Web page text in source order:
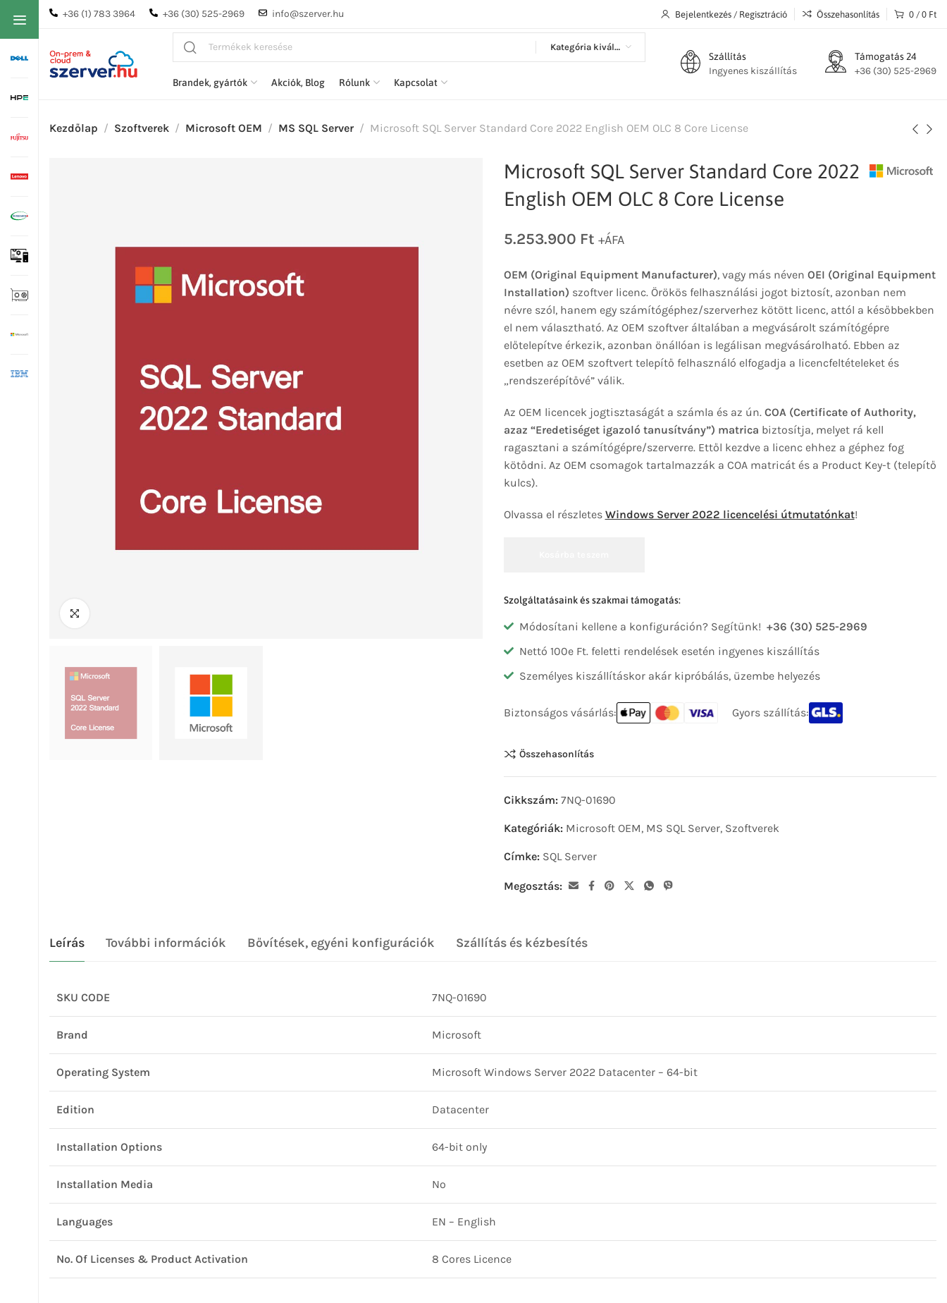
+36 (1) 783 3964 +36 (30) 525-2969 info@szerver.hu Bejelentkezés / Regisztráció Összehasonlítás 0 / 0 Ft
Kategória kiválasztása
Brandek, gyártók Akciók, Blog Rólunk Kapcsolat
Szállítás
Ingyenes kiszállítás
Támogatás 24
+36 (30) 525-2969
Kezdőlap Szoftverek Microsoft OEM MS SQL Server Microsoft SQL Server Standard Core 2022 English OEM OLC 8 Core License
Microsoft SQL Server Standard Core 2022
English OEM OLC 8 Core License
5.253.900 Ft +ÁFA
OEM (Original Equipment Manufacturer), vagy más néven OEI (Original Equipment
Installation) szoftver licenc. Örökös felhasználási jogot biztosít, azonban nem
névre szól, hanem egy számítógéphez/szerverhez kötött licenc, attól a későbbekben
el nem választható. Az OEM szoftver általában a megvásárolt számítógépre
előtelepítve érkezik, azonban önállóan is legálisan megvásárolható. Ebben az
esetben az OEM szoftvert telepítő felhasználó elfogadja a licencfeltételeket és
„rendszerépítővé” válik.
Az OEM licencek jogtisztaságát a számla és az ún. COA (Certificate of Authority,
azaz “Eredetiséget igazoló tanusítvány”) matrica biztosítja, melyet rá kell
ragasztani a számítógépre/szerverre. Ettől kezdve a licenc ehhez a géphez fog
kötődni. Az OEM csomagok tartalmazzák a COA matricát és a Product Key-t (telepítő
kulcs).
Olvassa el részletes Windows Server 2022 licencelési útmutatónkat!
Szolgáltatásaink és szakmai támogatás:
Módosítani kellene a konfiguráción? Segítünk! +36 (30) 525-2969
Nettó 100e Ft. feletti rendelések esetén ingyenes kiszállítás
Személyes kiszállításkor akár kipróbálás, üzembe helyezés
Biztonságos vásárlás: Gyors szállítás:
Összehasonlítás
Cikkszám: 7NQ-01690
Kategóriák: Microsoft OEM, MS SQL Server, Szoftverek
Címke: SQL Server
Megosztás:
Leírás További információk Bővítések, egyéni konfigurációk Szállítás és kézbesítés
SKU CODE 7NQ-01690
Brand Microsoft
Operating System Microsoft Windows Server 2022 Datacenter – 64-bit
Edition Datacenter
Installation Options 64-bit only
Installation Media No
Languages EN – English
No. Of Licenses & Product Activation 8 Cores Licence